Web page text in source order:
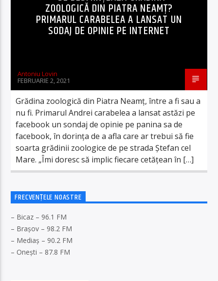
ZOOLOGICĂ DIN PIATRA NEAMȚ?
PRIMARUL CARABELEA A LANSAT UN
SODAJ DE OPINIE PE INTERNET
Antoniu Lovin
FEBRUARIE 2, 2021
Grădina zoologică din Piatra Neamț, între a fi sau a
nu fi. Primarul Andrei carabelea a lansat astăzi pe
facebook un sondaj de opinie pe panina sa de
facebook, în dorința de a afla care ar trebui să fie
soarta grădinii zoologice de pe strada Ștefan cel
Mare. „Îmi doresc să implic fiecare cetățean în […]
FRECVENȚELE NOASTRE
– Bicaz – 96.1 FM
– Brașov – 98.2 FM
– Mediaș – 90.2 FM
– Onești – 87.8 FM